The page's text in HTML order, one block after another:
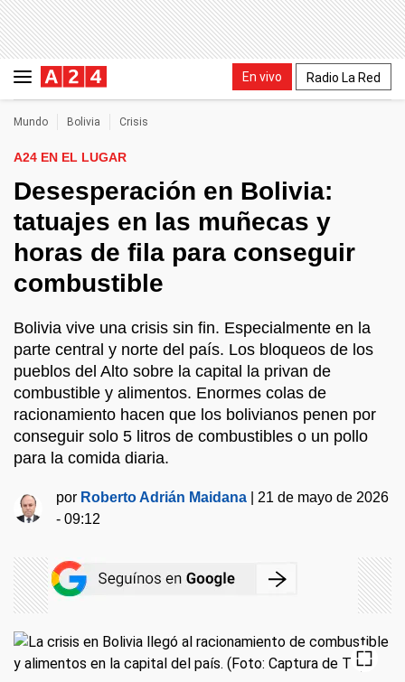
En vivo Radio La Red
Mundo Bolivia Crisis
A24 EN EL LUGAR
Desesperación en Bolivia:
tatuajes en las muñecas y
horas de fila para conseguir
combustible
Bolivia vive una crisis sin fin. Especialmente en la
parte central y norte del país. Los bloqueos de los
pueblos del Alto sobre la capital la privan de
combustible y alimentos. Enormes colas de
racionamiento hacen que los bolivianos penen por
conseguir solo 5 litros de combustibles o un pollo
para la comida diaria.
por Roberto Adrián Maidana
21 de mayo de 2026
- 09:12